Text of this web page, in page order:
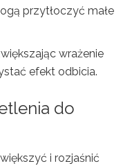
przytłoczyć małe
wrażenie
efekt odbicia.
do
i rozjaśnić